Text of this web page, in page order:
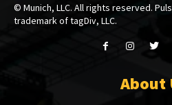
© Munich, LLC. All rights reserved.
trademark of tagDiv, LLC.
About